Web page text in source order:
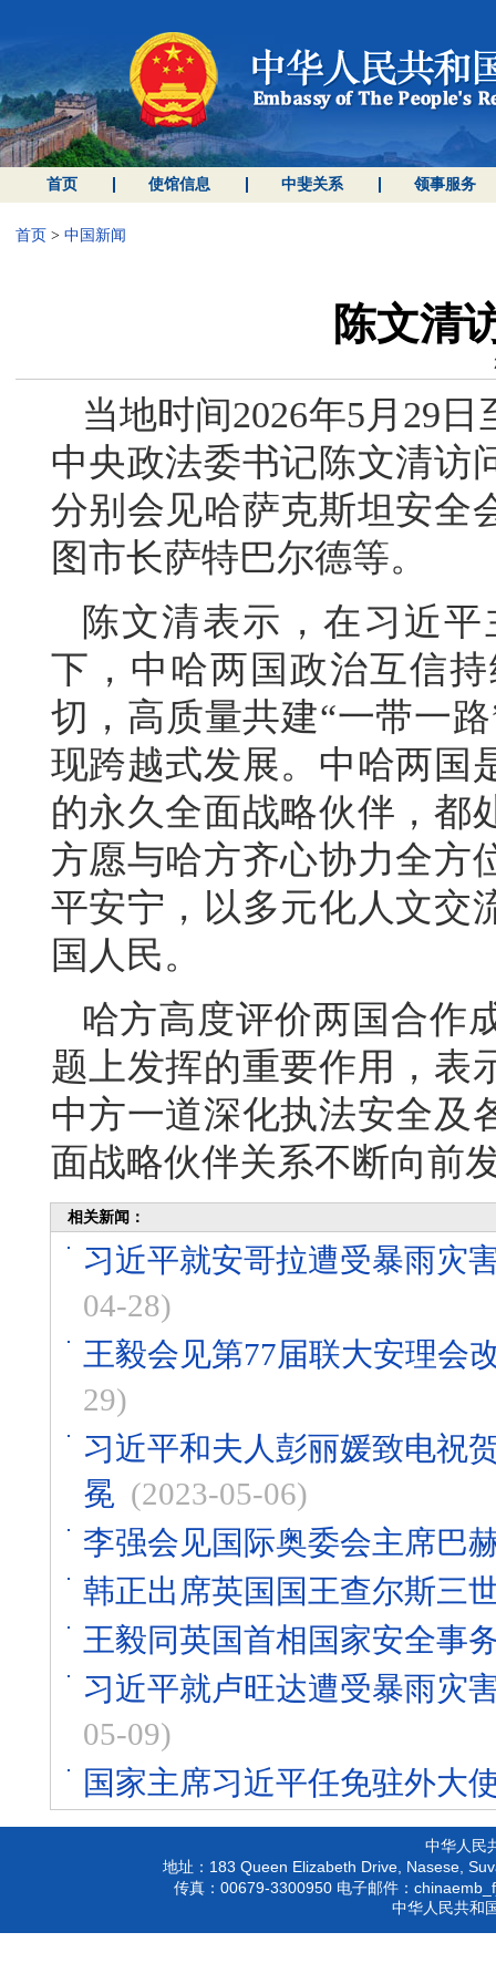
首页 使馆信息 中斐关系 领事服务
首页 > 中国新闻
陈文清
当地时间2026年5月29
中央政法委书记陈文清访
分别会见哈萨克斯坦安全
图市长萨特巴尔德等。
陈文清表示，在习近
下，中哈两国政治互信
切，高质量共建“一带一
现跨越式发展。中哈两国
的永久全面战略伙伴，都
方愿与哈方齐心协力全方
平安宁，以多元化人文交
国人民。
哈方高度评价两国合作
题上发挥的重要作用，表
中方一道深化执法安全及
面战略伙伴关系不断向前
相关新闻：
习近平就安哥拉遭受暴雨灾
04-28)
王毅会见第77届联大安理会
29)
习近平和夫人彭丽媛致电祝
冕 (2023-05-06)
李强会见国际奥委会主席巴
韩正出席英国国王查尔斯三
王毅同英国首相国家安全事
习近平就卢旺达遭受暴雨灾
05-09)
国家主席习近平任免驻外大
中华人民
地址： 183 Queen Elizabeth Drive, Nasese,
传真： 00679-3300950电子邮件：
中华人民共和